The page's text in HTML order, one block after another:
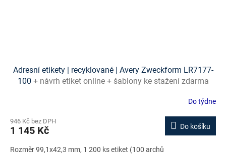
Adresní etikety | recyklované | Avery Zweckform LR7177-
100 + návrh etiket online + šablony ke stažení zdarma
Do týdne
946 Kč bez DPH
1 145 Kč Do košíku
Rozměr 99,1x42,3 mm, 1 200 ks etiket (100 archů